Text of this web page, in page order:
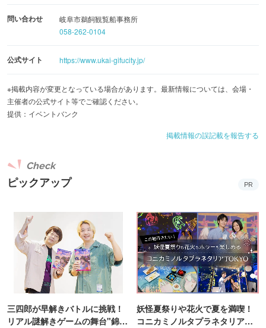
問い合わせ
岐阜市鵜飼観覧船事務所
058-262-0104
公式サイト https://www.ukai-gifucity.jp/
※掲載内容が変更となっている場合があります。最新情報については、会場・
主催者の公式サイト等でご確認ください。
提供：イベントバンク
掲載情報の誤記載を報告する
ピックアップ
Check
PR
三四郎が早解きバトルに挑戦！
リアル謎解きゲームの舞台"錦糸
妖怪夏祭りや花火で夏を満喫！
コニカミノルタプラネタリア